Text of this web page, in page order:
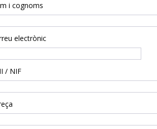
i cognoms
electrònic
/ NIF